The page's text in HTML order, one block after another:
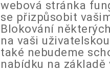
webová stránka
se přizpůsobit
Blokování
na vaši
také nebudeme
nabídku na